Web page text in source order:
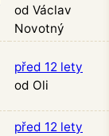
od Václav
Novotný
před 12 lety
od Oli
před 12 lety